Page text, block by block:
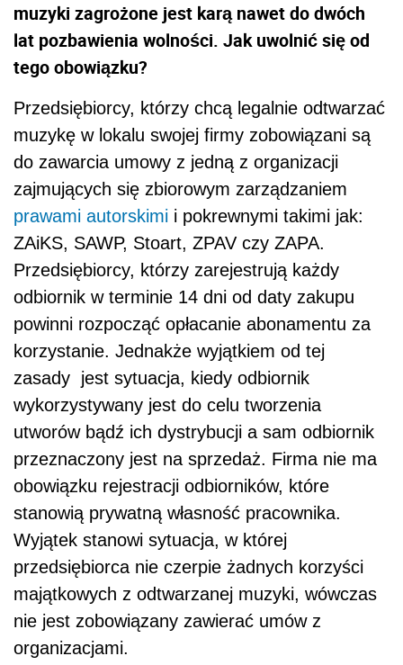
muzyki zagrożone jest karą nawet do dwóch
lat pozbawienia wolności. Jak uwolnić się od
tego obowiązku?
Przedsiębiorcy, którzy chcą legalnie odtwarzać
muzykę w lokalu swojej firmy zobowiązani są
do zawarcia umowy z jedną z organizacji
zajmujących się zbiorowym zarządzaniem
prawami autorskimi i pokrewnymi takimi jak:
ZAiKS, SAWP, Stoart, ZPAV czy ZAPA.
Przedsiębiorcy, którzy zarejestrują każdy
odbiornik w terminie 14 dni od daty zakupu
powinni rozpocząć opłacanie abonamentu za
korzystanie. Jednakże wyjątkiem od tej
zasady jest sytuacja, kiedy odbiornik
wykorzystywany jest do celu tworzenia
utworów bądź ich dystrybucji a sam odbiornik
przeznaczony jest na sprzedaż. Firma nie ma
obowiązku rejestracji odbiorników, które
stanowią prywatną własność pracownika.
Wyjątek stanowi sytuacja, w której
przedsiębiorca nie czerpie żadnych korzyści
majątkowych z odtwarzanej muzyki, wówczas
nie jest zobowiązany zawierać umów z
organizacjami.